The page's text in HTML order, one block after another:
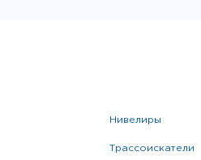
нивелиры
трассоискатели